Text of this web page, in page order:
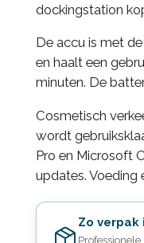
dockingstation
De accu is met
en haalt een
minuten. De
Cosmetisch
wordt
Pro en Microsoft
updates. Voeding
Zo
Professionele